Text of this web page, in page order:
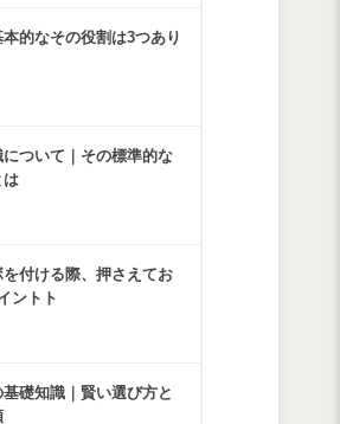
的なその役割は3つあり
ついて｜その標準的な
は
付ける際、押さえてお
ントト
礎知識｜賢い選び方と